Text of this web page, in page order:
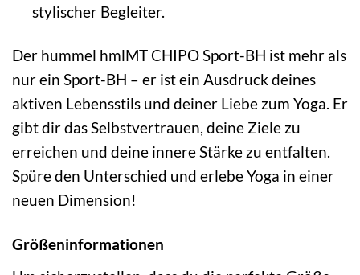
stylischer Begleiter.
Der hummel hmlMT CHIPO Sport-BH ist mehr als
nur ein Sport-BH – er ist ein Ausdruck deines
aktiven Lebensstils und deiner Liebe zum Yoga. Er
gibt dir das Selbstvertrauen, deine Ziele zu
erreichen und deine innere Stärke zu entfalten.
Spüre den Unterschied und erlebe Yoga in einer
neuen Dimension!
Größeninformationen